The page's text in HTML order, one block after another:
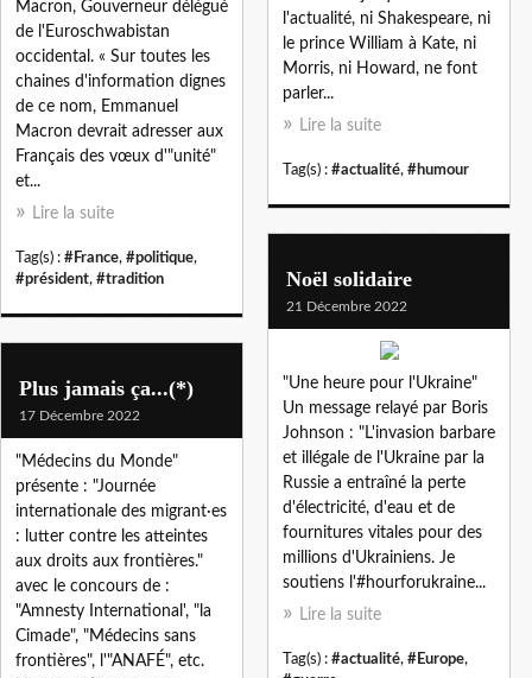
Macron, Gouverneur délégué
de l'Euroschwabistan
occidental. « Sur toutes les
chaines d'information dignes
de ce nom, Emmanuel
Macron devrait adresser aux
Français des vœux d'"unité"
et...
Lire la suite
Tag(s) : #France, #politique,
#président, #tradition
l'actualité, ni Shakespeare, ni
le prince William à Kate, ni
Morris, ni Howard, ne font
parler...
Lire la suite
Tag(s) : #actualité, #humour
Noël solidaire
21 Décembre 2022
"Une heure pour l'Ukraine"
Un message relayé par Boris
Johnson : "L'invasion barbare
et illégale de l'Ukraine par la
Russie a entraîné la perte
d'électricité, d'eau et de
fournitures vitales pour des
millions d'Ukrainiens. Je
soutiens l'#hourforukraine...
Lire la suite
Tag(s) : #actualité, #Europe,
Plus jamais ça...(*)
17 Décembre 2022
"Médecins du Monde"
présente : "Journée
internationale des migrant·es
: lutter contre les atteintes
aux droits aux frontières."
avec le concours de :
"Amnesty International', "la
Cimade", "Médecins sans
frontières", l'"ANAFÉ", etc.